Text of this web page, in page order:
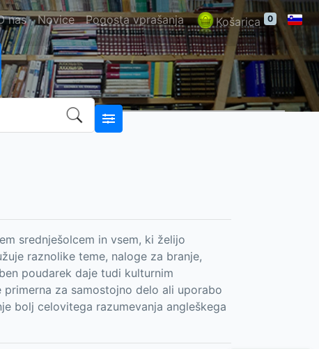
nas Novice Pogosta vprašanja Košarica 0
srednješolcem in vsem, ki želijo
raznolike teme, naloge za branje,
poudarek daje tudi kulturnim
za samostojno delo ali uporabo
bolj celovitega razumevanja angleškega